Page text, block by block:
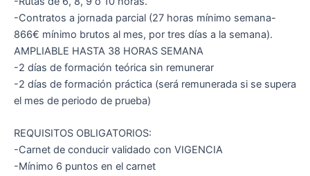
-Contratos a jornada parcial (27 horas mínimo semana-
866€ mínimo brutos al mes, por tres días a la semana).
AMPLIABLE HASTA 38 HORAS SEMANA
-2 días de formación teórica sin remunerar
-2 días de formación práctica (será remunerada si se supera
el mes de periodo de prueba)
REQUISITOS OBLIGATORIOS:
-Carnet de conducir validado con VIGENCIA
-Mínimo 6 puntos en el carnet